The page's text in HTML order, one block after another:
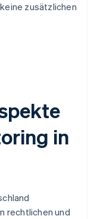
zusätzlichen
in
rechtlichen und